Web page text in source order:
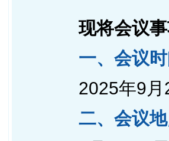
现将会议
一、会议时
2025年9
二、会议